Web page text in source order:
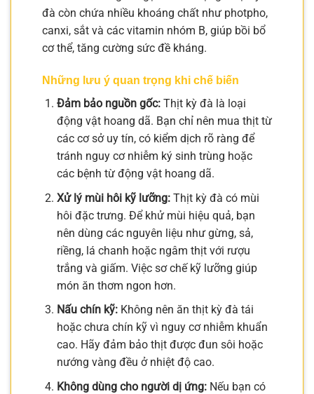
đà còn chứa nhiều khoáng chất như photpho,
canxi, sắt và các vitamin nhóm B, giúp bồi bổ
cơ thể, tăng cường sức đề kháng.
Những lưu ý quan trọng khi chế biến
Đảm bảo nguồn gốc:Thịt kỳ đà là loại
động vật hoang dã. Bạn chỉ nên mua thịt từ
các cơ sở uy tín, có kiểm dịch rõ ràng để
tránh nguy cơ nhiễm ký sinh trùng hoặc
các bệnh từ động vật hoang dã.
Xử lý mùi hôi kỹ lưỡng:Thịt kỳ đà có mùi
hôi đặc trưng. Để khử mùi hiệu quả, bạn
nên dùng các nguyên liệu như gừng, sả,
riềng, lá chanh hoặc ngâm thịt với rượu
trắng và giấm. Việc sơ chế kỹ lưỡng giúp
món ăn thơm ngon hơn.
Nấu chín kỹ:Không nên ăn thịt kỳ đà tái
hoặc chưa chín kỹ vì nguy cơ nhiễm khuẩn
cao. Hãy đảm bảo thịt được đun sôi hoặc
nướng vàng đều ở nhiệt độ cao.
Không dùng cho người dị ứng:Nếu bạn có